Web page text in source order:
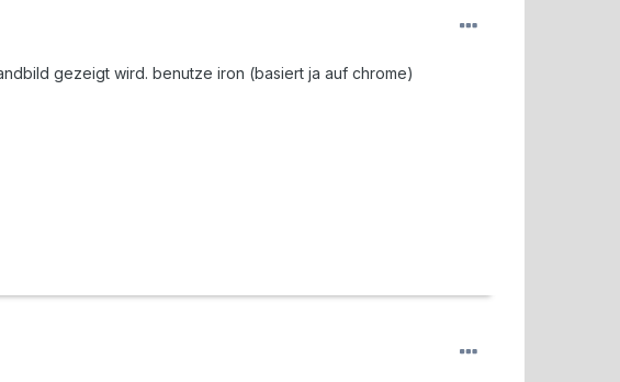
gezeigt wird. benutze iron (basiert ja auf chrome)